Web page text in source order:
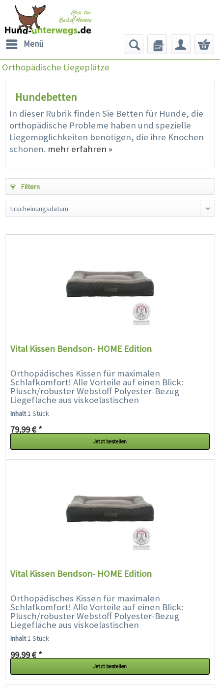
Menü
Orthopädische Liegeplätze
Hundebetten
In dieser Rubrik finden Sie Betten für Hunde, die
orthopädische Probleme haben und spezielle
Liegemöglichkeiten benötigen, die ihre Knochen
schonen. mehr erfahren »
Filtern
Vital Kissen Bendson- HOME Edition
Orthopädisches Kissen für maximalen
Schlafkomfort! Alle Vorteile auf einen Blick:
Plüsch/robuster Webstoff Polyester-Bezug
Liegefläche aus viskoelastischen
Schaumstoffflocken (Memory-Effekt), 13 und 14
cm...
Inhalt1 Stück
79,99 € *
Jetzt bestellen
Vital Kissen Bendson- HOME Edition
Orthopädisches Kissen für maximalen
Schlafkomfort! Alle Vorteile auf einen Blick:
Plüsch/robuster Webstoff Polyester-Bezug
Liegefläche aus viskoelastischen
Schaumstoffflocken (Memory-Effekt), 13 und 14
cm...
Inhalt1 Stück
99,99 € *
Jetzt bestellen